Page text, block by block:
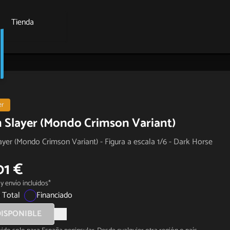
Tienda
Slayer (Mondo Crimson Variant)
(Mondo Crimson Variant) - Figura a escala 1/6 - Dark Horse
€
envío incluidos*
Total
Financiado